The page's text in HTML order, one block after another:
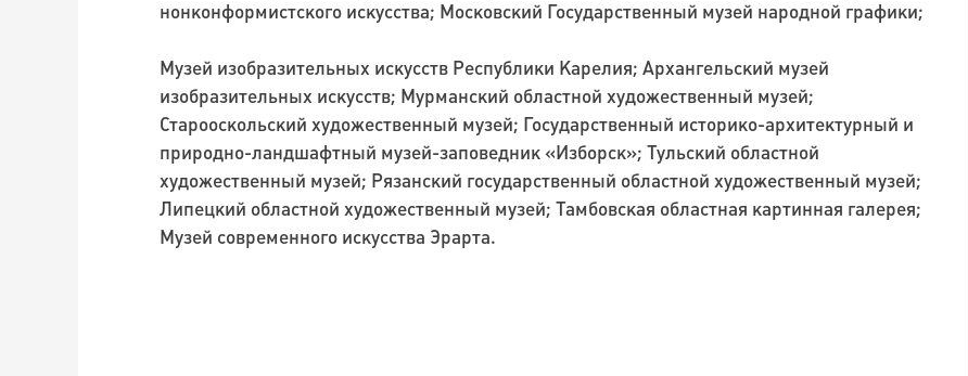
нонконформистского искусства; Московский Государственный музей народной графики;
Музей изобразительных искусств Республики Карелия; Архангельский музей
изобразительных искусств; Мурманский областной художественный музей;
Старооскольский художественный музей; Государственный историко-архитектурный и
природно-ландшафтный музей-заповедник «Изборск»; Тульский областной
художественный музей; Рязанский государственный областной художественный музей;
Липецкий областной художественный музей; Тамбовская областная картинная галерея;
Музей современного искусства Эрарта.